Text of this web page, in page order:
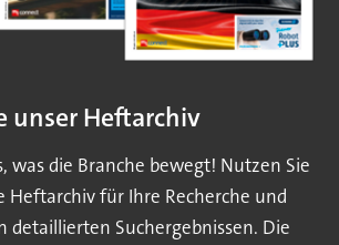
unser Heftarchiv
was die Branche bewegt! Nutzen Sie
Heftarchiv für Ihre Recherche und
detaillierten Suchergebnissen. Die